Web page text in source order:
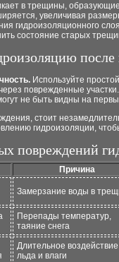
в трещины,
увеличивая
гидроизоляционного
состояние старых
после
Используйте
поврежденные
не быть видны на
стоит
гидроизоляции,
повреждений
Причина
Замерзание воды в
Перепады температур,
таяние снега
Длительное воздействие
льда и влаги